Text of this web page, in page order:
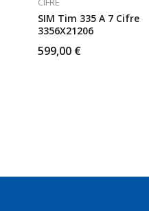
SIM Tim 335 A 7 Cifre
3356X21206
599,00 €